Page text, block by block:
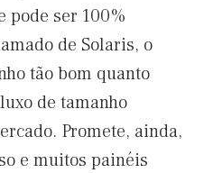
pode ser 100%
de Solaris, o
tão bom quanto
de tamanho
Promete, ainda,
e muitos painéis